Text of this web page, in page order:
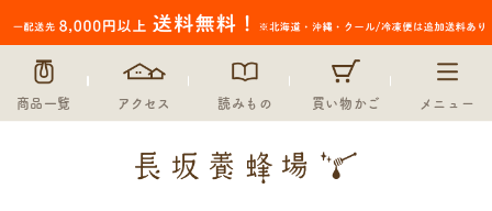
商品一覧 アクセス 読みもの 買い物かご メニュー